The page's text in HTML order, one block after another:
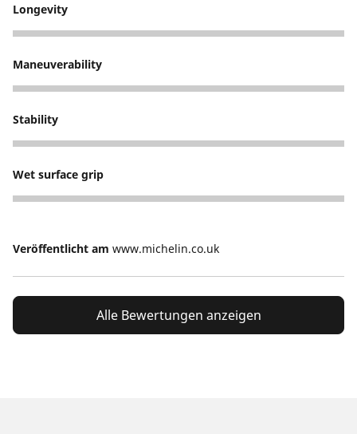
Longevity
5
Maneuverability
5
Stability
5
Wet surface grip
5
Veröffentlicht am www.michelin.co.uk
Alle Bewertungen anzeigen